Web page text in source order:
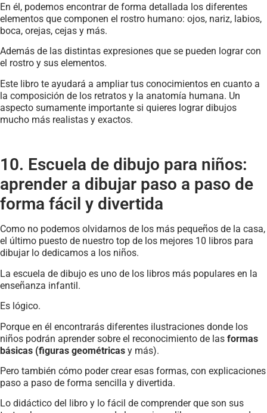
En él, podemos encontrar de forma detallada los diferentes
elementos que componen el rostro humano: ojos, nariz, labios,
boca, orejas, cejas y más.
Además de las distintas expresiones que se pueden lograr con
el rostro y sus elementos.
Este libro te ayudará a ampliar tus conocimientos en cuanto a
la composición de los retratos y la anatomía humana. Un
aspecto sumamente importante si quieres lograr dibujos
mucho más realistas y exactos.
10. Escuela de dibujo para niños:
aprender a dibujar paso a paso de
forma fácil y divertida
Como no podemos olvidarnos de los más pequeños de la casa,
el último puesto de nuestro top de los mejores 10 libros para
dibujar lo dedicamos a los niños.
La escuela de dibujo es uno de los libros más populares en la
enseñanza infantil.
Es lógico.
Porque en él encontrarás diferentes ilustraciones donde los
niños podrán aprender sobre el reconocimiento de las formas
básicas (figuras geométricas y más).
Pero también cómo poder crear esas formas, con explicaciones
paso a paso de forma sencilla y divertida.
Lo didáctico del libro y lo fácil de comprender que son sus